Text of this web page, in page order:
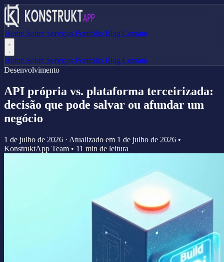
Home Sobre Serviços Portfólio Blog Contato
Home Sobre Serviços Portfólio Blog Contato
Desenvolvimento
API própria vs. plataforma terceirizada:
decisão que pode salvar ou afundar um
negócio
1 de julho de 2026 · Atualizado em 1 de julho de 2026 •
KonstruktApp Team • 11 min de leitura